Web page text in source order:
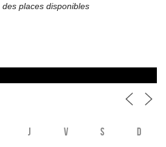
places disponibles
J V S D